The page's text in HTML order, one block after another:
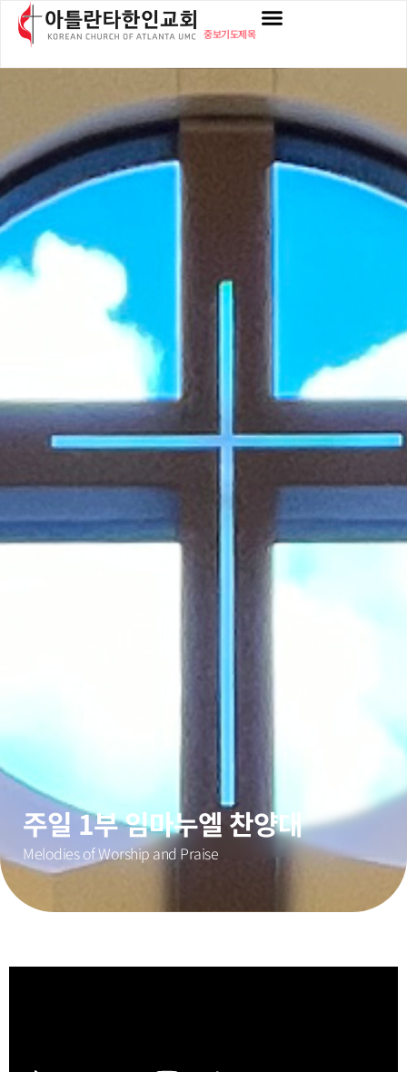
중보기도제목
주일 1부 임마누엘 찬양대
Melodies of Worship and Praise